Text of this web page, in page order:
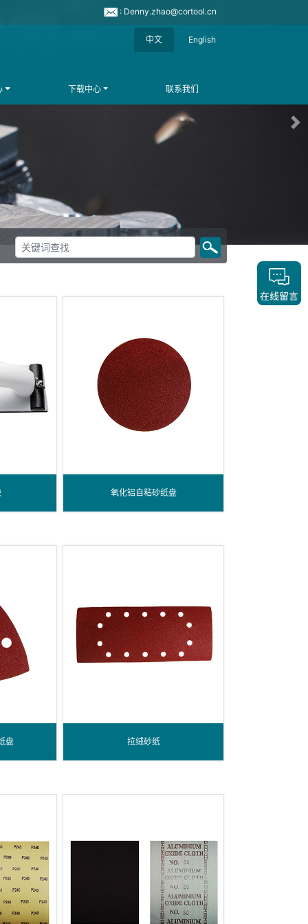
: Denny.zhao@cortool.cn
中文 English
下载中心 联系我们
氧化铝自粘砂纸盘
盘 拉绒砂纸